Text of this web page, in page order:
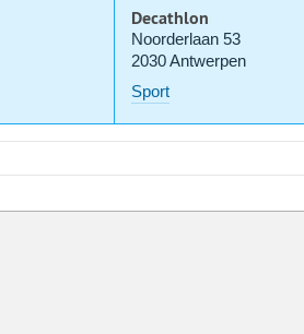
Decathlon
Noorderlaan 53
2030 Antwerpen
Sport